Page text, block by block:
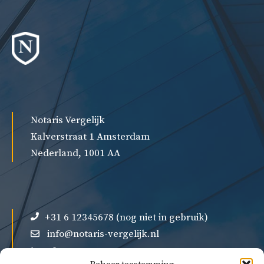
Notaris Vergelijk
Kalverstraat 1 Amsterdam
Nederland, 1001 AA
+31 6 12345678 (nog niet in gebruik)
info@notaris-vergelijk.nl